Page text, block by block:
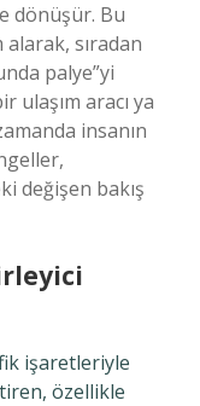
dönüşür. Bu
alarak, sıradan
palye”yi
ulaşım aracı ya
insanın
değişen bakış
işaretleriyle
özellikle